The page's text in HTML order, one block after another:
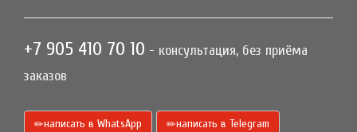
+7 905 410 70 10 - консультация, без приёма
заказов
написать в WhatsApp написать в Telegram